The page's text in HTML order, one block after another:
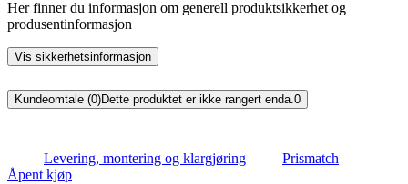
Her finner du informasjon om generell produktsikkerhet og
produsentinformasjon
Vis sikkerhetsinformasjon
Kundeomtale (0)Dette produktet er ikke rangert enda.0
Levering, montering og klargjøring
Prismatch
Åpent kjøp